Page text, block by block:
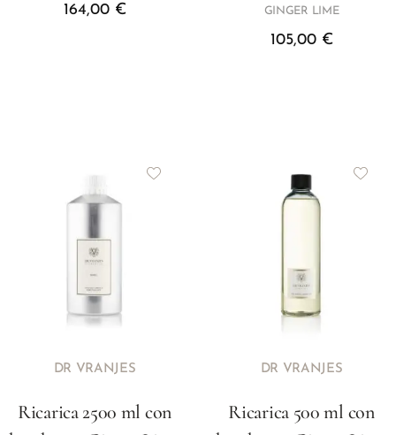
164,00 € GINGER LIME
105,00 €
DR VRANJES
Ricarica 2500 ml con
DR VRANJES
Ricarica 500 ml con